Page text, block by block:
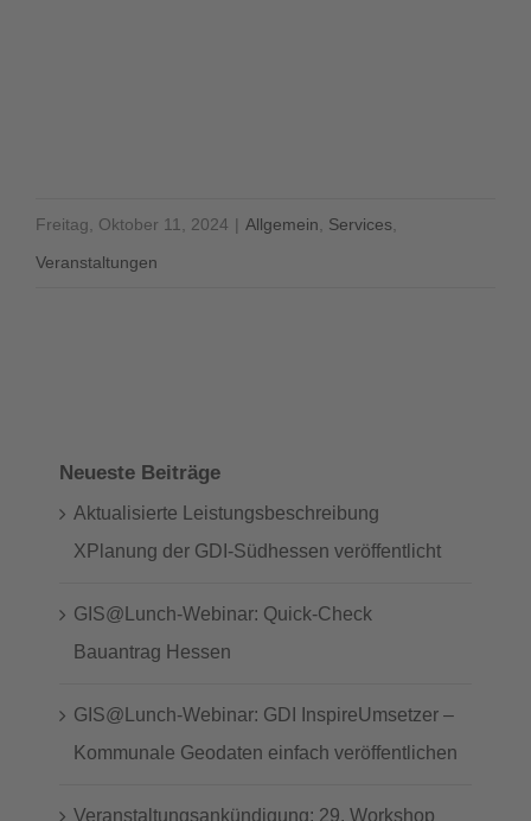
Freitag, Oktober 11, 2024 | Allgemein Services
Veranstaltungen
Neueste Beiträge
Aktualisierte Leistungsbeschreibung
XPlanung der GDI-Südhessen veröffentlicht
GIS@Lunch-Webinar: Quick-Check
Bauantrag Hessen
GIS@Lunch-Webinar: GDI InspireUmsetzer –
Kommunale Geodaten einfach veröffentlichen
Veranstaltungsankündigung: 29. Workshop